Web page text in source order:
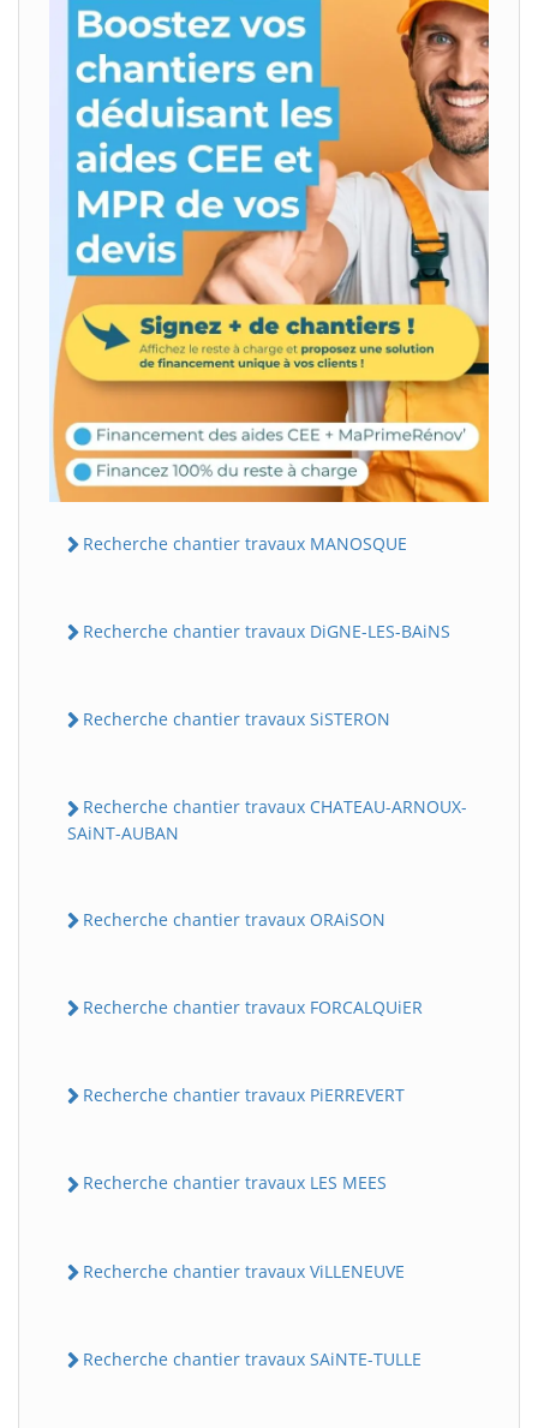
Recherche chantier travaux MANOSQUE
Recherche chantier travaux DiGNE-LES-BAiNS
Recherche chantier travaux SiSTERON
Recherche chantier travaux CHATEAU-ARNOUX-
SAiNT-AUBAN
Recherche chantier travaux ORAiSON
Recherche chantier travaux FORCALQUiER
Recherche chantier travaux PiERREVERT
Recherche chantier travaux LES MEES
Recherche chantier travaux ViLLENEUVE
Recherche chantier travaux SAiNTE-TULLE